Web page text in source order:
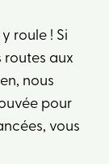
roule ! Si
routes aux
nous
pour
vous